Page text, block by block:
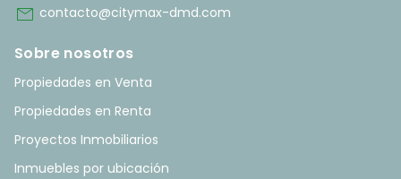
mail contacto@citymax-dmd.com
Sobre nosotros
Propiedades en Venta
Propiedades en Renta
Proyectos Inmobiliarios
Inmuebles por ubicación